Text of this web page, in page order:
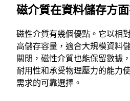
磁介質在資料儲存方
磁性介質有幾個優點。它以相
高儲存容量，適合大規模資料
關閉，磁性介質也能保留數據
耐用性和承受物理壓力的能力
需求的可靠選擇。